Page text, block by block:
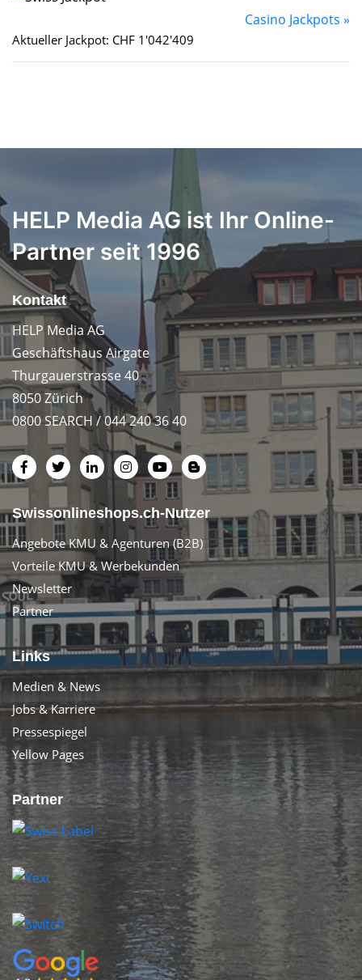
Casino Jackpots »
Aktueller Jackpot: CHF 1'042'409
HELP Media AG ist Ihr Online-
Partner seit 1996
Kontakt
HELP Media AG
Geschäftshaus Airgate
Thurgauerstrasse 40
8050 Zürich
0800 SEARCH / 044 240 36 40
Swissonlineshops.ch-Nutzer
Angebote KMU & Agenturen (B2B)
Vorteile KMU & Werbekunden
Newsletter
Partner
Links
Medien & News
Jobs & Karriere
Pressespiegel
Yellow Pages
Partner